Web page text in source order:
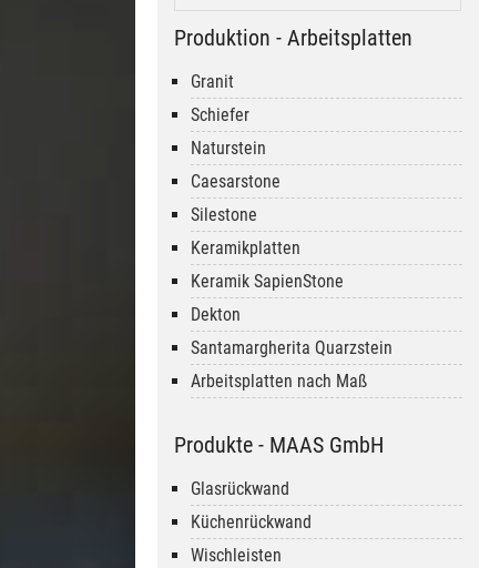
Produktion - Arbeitsplatten
Granit
Schiefer
Naturstein
Caesarstone
Silestone
Keramikplatten
Keramik SapienStone
Dekton
Santamargherita Quarzstein
Arbeitsplatten nach Maß
Produkte - MAAS GmbH
Glasrückwand
Küchenrückwand
Wischleisten